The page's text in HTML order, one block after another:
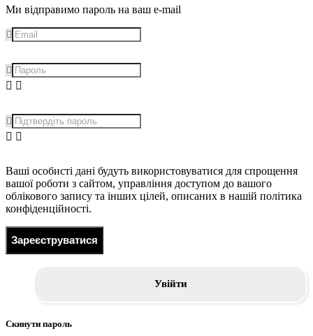
Ми відправимо пароль на ваш e-mail
Ваші особисті дані будуть використовуватися для спрощення
вашої роботи з сайтом, управління доступом до вашого
облікового запису та інших цілей, описаних в нашій політика
конфіденційності.
Зареєструватися
Увійти
Скинути пароль